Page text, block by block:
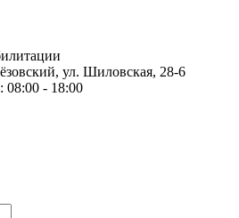
ул. Шиловская, 28-6
08:00 - 18:00